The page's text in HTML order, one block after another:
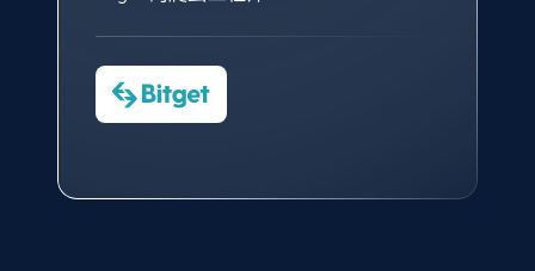
数据科学专家
Charmagne Cruz
—— Shopee Philippines Inc. 报告与分析、
Convert Group 的 CTO